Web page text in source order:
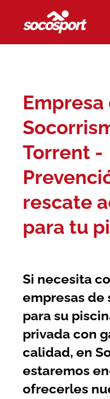
Empresa
Torrent -
rescate
para tu
Si necesita
empresas de
para su
privada con
calidad, en
estaremos
ofrecerles